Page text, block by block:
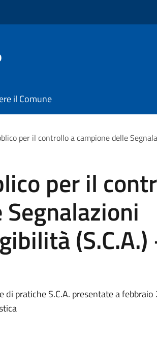
il Comune
per il controllo a campione delle
per il
pratiche S.C.A. presentate a